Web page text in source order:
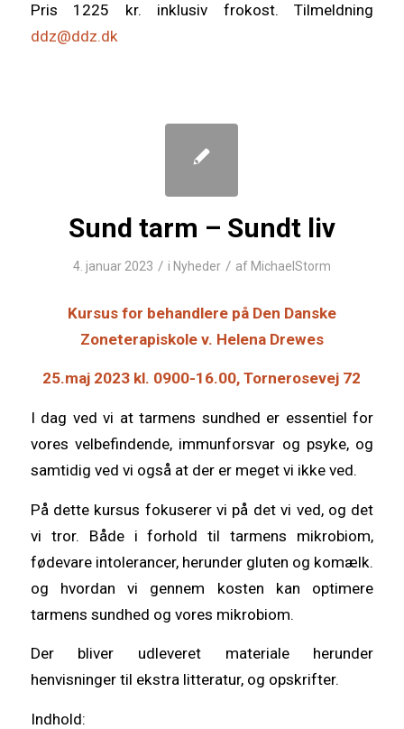
Pris 1225 kr. inklusiv frokost. Tilmeldning
ddz@ddz.dk
Sund tarm – Sundt liv
4. januar 2023 / i Nyheder / af MichaelStorm
Kursus for behandlere på Den Danske
Zoneterapiskole v. Helena Drewes
25.maj 2023 kl. 0900-16.00, Tornerosevej 72
I dag ved vi at tarmens sundhed er essentiel for
vores velbefindende, immunforsvar og psyke, og
samtidig ved vi også at der er meget vi ikke ved.
På dette kursus fokuserer vi på det vi ved, og det
vi tror. Både i forhold til tarmens mikrobiom,
fødevare intolerancer, herunder gluten og komælk.
og hvordan vi gennem kosten kan optimere
tarmens sundhed og vores mikrobiom.
Der bliver udleveret materiale herunder
henvisninger til ekstra litteratur, og opskrifter.
Indhold: